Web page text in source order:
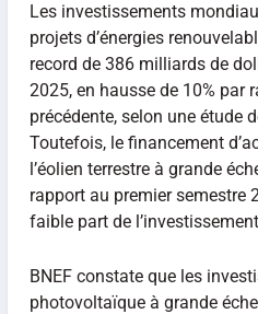
Les investissements
projets d’énergies
record de 386 milliards de
2025, en hausse de 10% par
précédente, selon une étude
Toutefois, le financement
l’éolien terrestre à grande
rapport au premier semestre
faible part de
BNEF constate que les
photovoltaïque à grande